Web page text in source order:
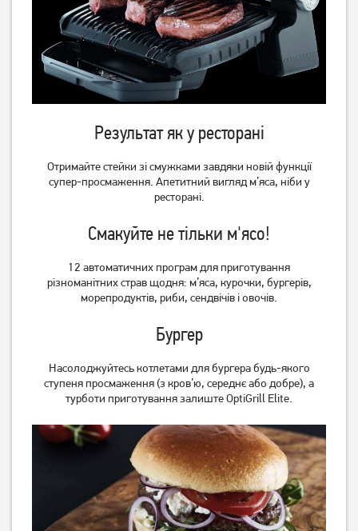
грн 1 419грн
Немає в наявності 999грн
Гриль Ardesto GK-STC20
3 799грн
Гриль Holmer HCG-160
1 429грн
1 139грн
Результат як у ресторані
Отримайте стейки зі смужками завдяки новій функції
супер-просмаження. Апетитний вигляд м’яса, ніби у
ресторані.
Смакуйте не тільки м'ясо!
12 автоматичних програм для приготування
різноманітних страв щодня: м’яса, курочки, бургерів,
морепродуктів, риби, сендвічів і овочів.
Бургер
Насолоджуйтесь котлетами для бургера будь-якого
ступеня просмаження (з кров’ю, середнє або добре), а
турботи приготування залиште OptiGrill Elite.